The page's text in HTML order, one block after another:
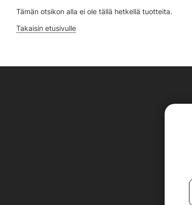
Tämän otsikon alla ei ole tällä hetkellä tuotteita.
Takaisin etusivulle